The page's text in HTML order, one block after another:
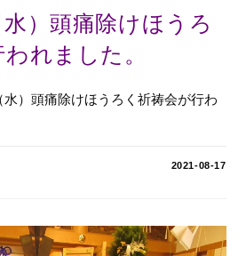
水）頭痛除けほうろ
れました。
）頭痛除けほうろく祈祷会が行わ
2021-08-17